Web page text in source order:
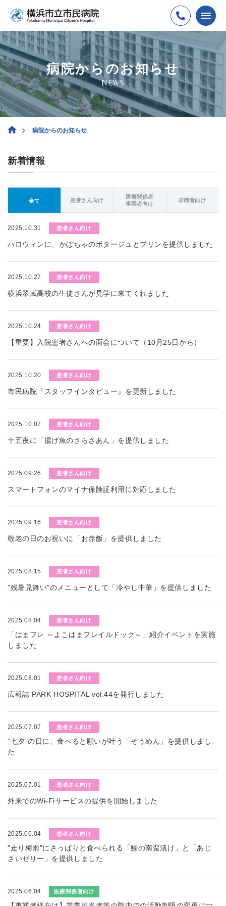
病院からのお知らせ
NEWS
病院からのお知らせ
新着情報
全て 患者さん向け
医療関係者
事業者向け
求職者向け
2025.10.31 患者さん向け
ハロウィンに、かぼちゃのポタージュとプリンを提供しました
2025.10.27 患者さん向け
横浜翠嵐高校の生徒さんが見学に来てくれました
2025.10.24 患者さん向け
【重要】入院患者さんへの面会について（10月25日から）
2025.10.20 患者さん向け
市民病院『スタッフインタビュー』を更新しました
2025.10.07 患者さん向け
十五夜に「揚げ魚のさらさあん」を提供しました
2025.09.26 患者さん向け
スマートフォンのマイナ保険証利用に対応しました
2025.09.16 患者さん向け
敬老の日のお祝いに「お赤飯」を提供しました
2025.08.15 患者さん向け
”残暑見舞い”のメニューとして「冷やし中華」を提供しました
2025.08.04 患者さん向け
「はまフレ ～よこはまフレイルドック～」紹介イベントを実施
しました
2025.08.01 患者さん向け
広報誌 PARK HOSPITAL vol.44を発行しました
2025.07.07 患者さん向け
”七夕”の日に、食べると願いが叶う「そうめん」を提供しまし
た
2025.07.01 患者さん向け
外来でのWi-Fiサービスの提供を開始しました
2025.06.04 患者さん向け
”走り梅雨”にさっぱりと食べられる「鯵の南蛮漬け」と「あじ
さいゼリー」を提供しました
2025.06.04 医療関係者向け